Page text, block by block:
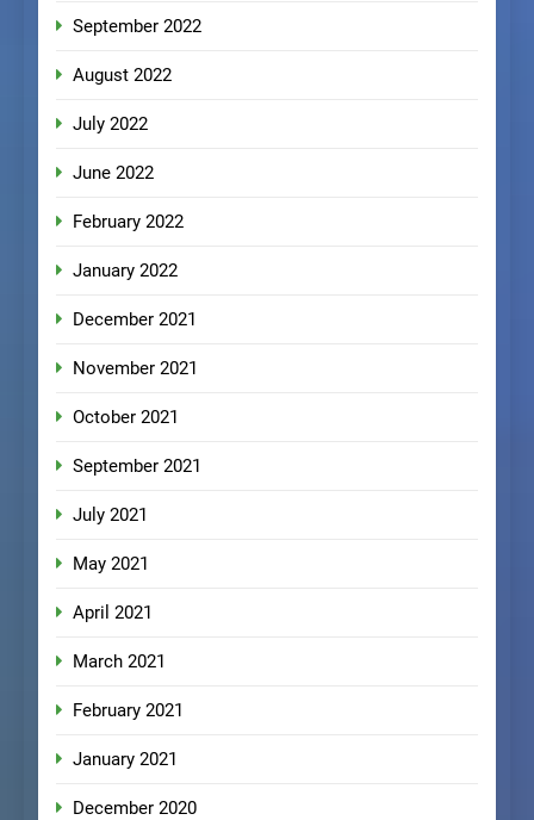
September 2022
August 2022
July 2022
June 2022
February 2022
January 2022
December 2021
November 2021
October 2021
September 2021
July 2021
May 2021
April 2021
March 2021
February 2021
January 2021
December 2020